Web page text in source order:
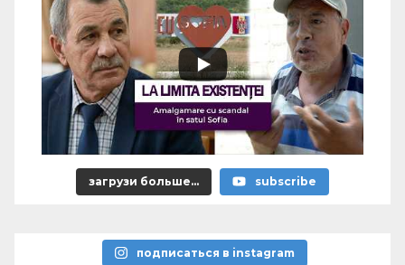
загрузи больше... subscribe
подписаться в instagram